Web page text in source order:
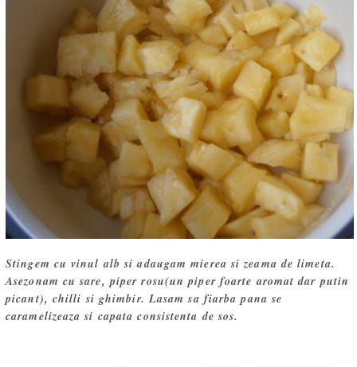
Stingem cu vinul alb si adaugam mierea si zeama de limeta.
Asezonam cu sare, piper rosu(un piper foarte aromat dar putin
picant), chilli si ghimbir. Lasam sa fiarba pana se
caramelizeaza si capata consistenta de sos.